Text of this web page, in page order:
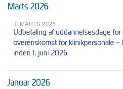
Marts 2026
3. MARTS 2026
Udbetaling af uddannelsesdage
overenskomst for klinikpersonale
inden 1. juni 2026
Januar 2026